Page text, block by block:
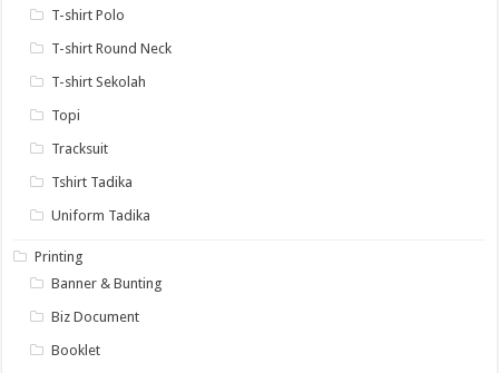
T-shirt Polo
T-shirt Round Neck
T-shirt Sekolah
Topi
Tracksuit
Tshirt Tadika
Uniform Tadika
Printing
Banner & Bunting
Biz Document
Booklet